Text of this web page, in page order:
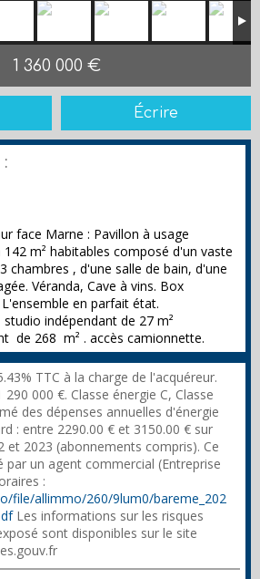
1 360 000 €
Écrire
face Marne : Pavillon à usage
m² habitables composé d'un vaste
chambres , d'une salle de bain, d'une
Véranda, Cave à vins. Box
en parfait état.
indépendant de 27 m²
de 268 m² . accès camionnette.
TTC à la charge de l'acquéreur.
000 €. Classe énergie C, Classe
des dépenses annuelles d'énergie
: entre 2290.00 € et 3150.00 € sur
et 2023 (abonnements compris). Ce
par un agent commercial (Entreprise
:
file/allimmo/260/9lum0/bareme_202
Les informations sur les risques
sont disponibles sur le site